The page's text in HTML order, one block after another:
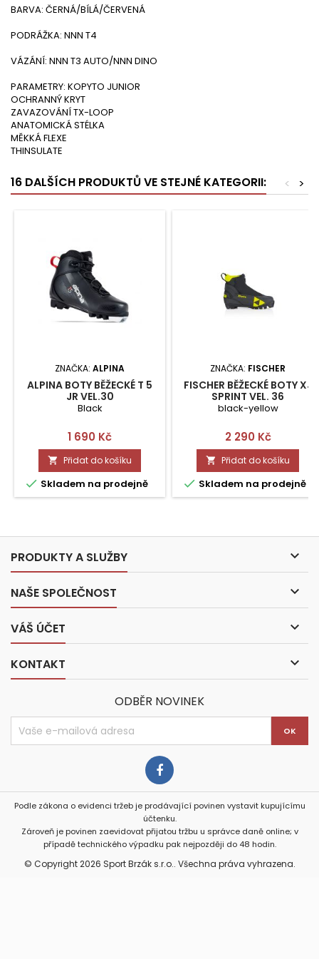
BARVA: ČERNÁ/BÍLÁ/ČERVENÁ
PODRÁŽKA: NNN T4
VÁZÁNÍ: NNN T3 AUTO/NNN DINO
PARAMETRY: KOPYTO JUNIOR
OCHRANNÝ KRYT
ZAVAZOVÁNÍ TX-LOOP
ANATOMICKÁ STÉLKA
MĚKKÁ FLEXE
THINSULATE
16 DALŠÍCH PRODUKTŮ VE STEJNÉ KATEGORII: >
<
ZNAČKA: ALPINA
ALPINA BOTY BĚŽECKÉ T 5
JR VEL.30
Black
Cena
1 690 Kč
 Přidat do košíku
 Skladem na prodejně
ZNAČKA: FISCHER
FISCHER BĚŽECKÉ BOTY XJ
SPRINT VEL. 36
black-yellow
Cena
2 290 Kč
 Přidat do košíku
 Skladem na prodejně
PRODUKTY A SLUŽBY 
NAŠE SPOLEČNOST 
VÁŠ ÚČET 
KONTAKT 
ODBĚR NOVINEK
Podle zákona o evidenci tržeb je prodávající povinen vystavit kupujícímu
účtenku.
Zároveň je povinen zaevidovat přijatou tržbu u správce daně online; v
případě technického výpadku pak nejpozději do 48 hodin.
© Copyright 2026 Sport Brzák s.r.o.. Všechna práva vyhrazena.